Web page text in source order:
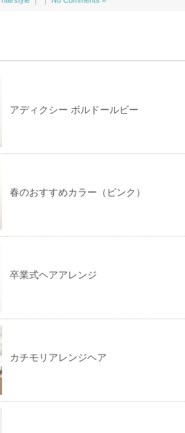
アディクシー ボルドールビー
春のおすすめカラー（ピンク）
卒業式ヘアアレンジ
カチモリアレンジヘア